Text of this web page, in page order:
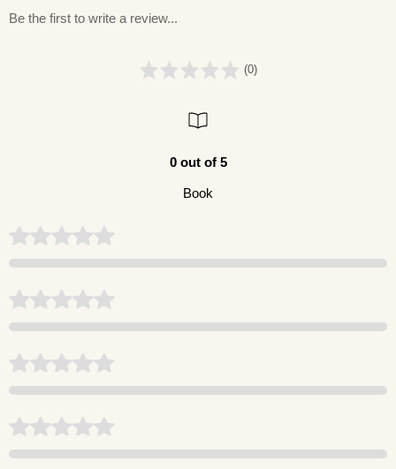
Be the first to write a review...
(0)
0 out of 5
Book